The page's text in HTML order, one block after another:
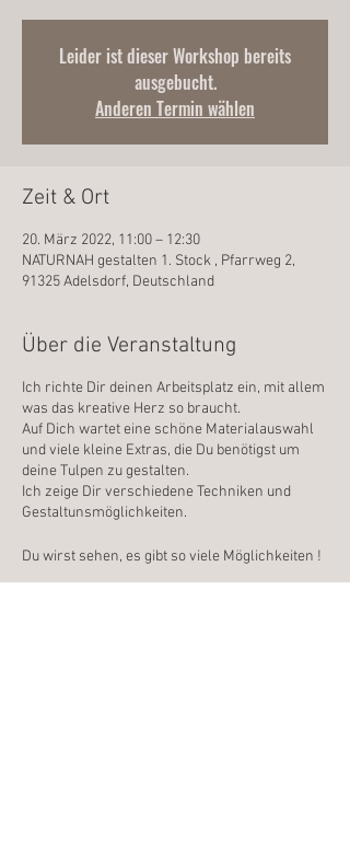
Leider ist dieser Workshop bereits
ausgebucht.
Anderen Termin wählen
Zeit & Ort
20. März 2022, 11:00 – 12:30
NATURNAH gestalten 1. Stock , Pfarrweg 2,
91325 Adelsdorf, Deutschland
Über die Veranstaltung
Ich richte Dir deinen Arbeitsplatz ein, mit allem
was das kreative Herz so braucht.
Auf Dich wartet eine schöne Materialauswahl
und viele kleine Extras, die Du benötigst um
deine Tulpen zu gestalten.
Ich zeige Dir verschiedene Techniken und
Gestaltunsmöglichkeiten.
Du wirst sehen, es gibt so viele Möglichkeiten !